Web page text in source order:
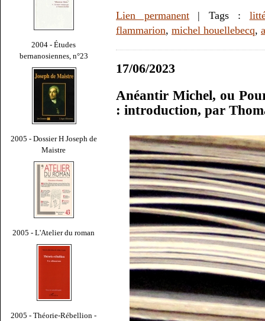
2004 - Études
bernanosiennes, n°23
2005 - Dossier H Joseph de
Maistre
2005 - L'Atelier du roman
2005 - Théorie-Rébellion -
Lien permanent| Tags :
flammarion, michel houellebecq,
17/06/2023
Anéantir Michel, ou
: introduction, par